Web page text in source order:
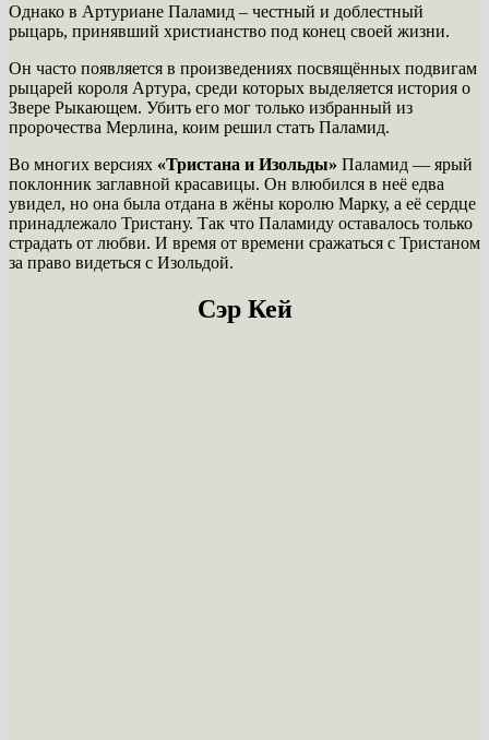
Однако в Артуриане Паламид – честный и доблестный
рыцарь, принявший христианство под конец своей жизни.
Он часто появляется в произведениях посвящённых подвигам
рыцарей короля Артура, среди которых выделяется история о
Звере Рыкающем. Убить его мог только избранный из
пророчества Мерлина, коим решил стать Паламид.
Во многих версиях «Тристана и Изольды» Паламид — ярый
поклонник заглавной красавицы. Он влюбился в неё едва
увидел, но она была отдана в жёны королю Марку, а её сердце
принадлежало Тристану. Так что Паламиду оставалось только
страдать от любви. И время от времени сражаться с Тристаном
за право видеться с Изольдой.
Сэр Кей